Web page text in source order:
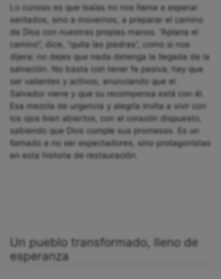
Lo curioso es que Isaías no nos llama a esperar
sentados, sino a movernos, a preparar el camino
de Dios con nuestras propias manos. “Aplana el
camino”, dice, “quita las piedras”, como si nos
dijera: no dejes que nada detenga la llegada de la
salvación. No basta con tener fe pasiva; hay que
ser valientes y activos, anunciando que el
Salvador viene y que su recompensa está con él.
Esa mezcla de urgencia y alegría invita a vivir con
los ojos bien abiertos, con el corazón dispuesto,
sabiendo que Dios cumple sus promesas. Es un
llamado a no ser espectadores, sino protagonistas
en esta historia de restauración.
Un pueblo transformado, lleno de
esperanza